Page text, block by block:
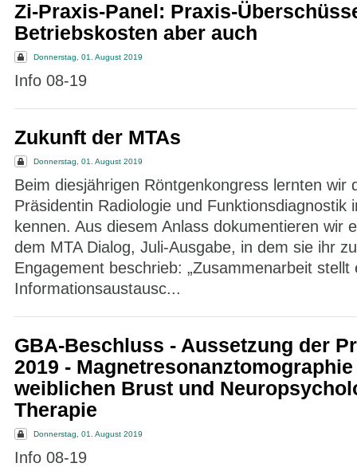
Zi-Praxis-Panel: Praxis-
Betriebskosten aber auch
Donnerstag, 01. August 2019
Info 08-19
Zukunft der MTAs
Donnerstag, 01. August 2019
Beim diesjährigen Röntgenkongress lernten wir
Präsidentin Radiologie und Funktionsdiagnostik
kennen. Aus diesem Anlass dokumentieren wir
dem MTA Dialog, Juli-Ausgabe, in dem sie ihr
Engagement beschrieb: „Zusammenarbeit stellt
Informationsaustausc...
GBA-Beschluss - Aussetzung der
2019 -
weiblichen Brust und
Therapie
Donnerstag, 01. August 2019
Info 08-19